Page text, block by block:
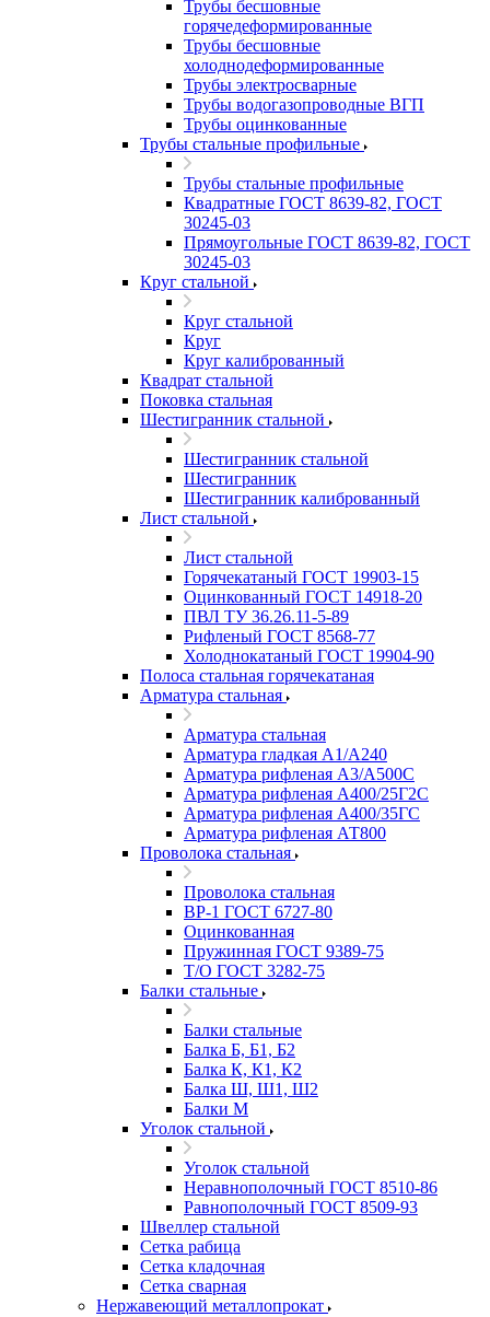
Трубы бесшовные
горячедеформированные
Трубы бесшовные
холоднодеформированные
Трубы электросварные
Трубы водогазопроводные ВГП
Трубы оцинкованные
Трубы стальные профильные
Трубы стальные профильные
Квадратные ГОСТ 8639-82, ГОСТ
30245-03
Прямоугольные ГОСТ 8639-82, ГОСТ
30245-03
Круг стальной
Круг стальной
Круг
Круг калиброванный
Квадрат стальной
Поковка стальная
Шестигранник стальной
Шестигранник стальной
Шестигранник
Шестигранник калиброванный
Лист стальной
Лист стальной
Горячекатаный ГОСТ 19903-15
Оцинкованный ГОСТ 14918-20
ПВЛ ТУ 36.26.11-5-89
Рифленый ГОСТ 8568-77
Холоднокатаный ГОСТ 19904-90
Полоса стальная горячекатаная
Арматура стальная
Арматура стальная
Арматура гладкая А1/А240
Арматура рифленая А3/А500С
Арматура рифленая А400/25Г2С
Арматура рифленая А400/35ГС
Арматура рифленая АТ800
Проволока стальная
Проволока стальная
ВР-1 ГОСТ 6727-80
Оцинкованная
Пружинная ГОСТ 9389-75
Т/О ГОСТ 3282-75
Балки стальные
Балки стальные
Балка Б, Б1, Б2
Балка К, К1, К2
Балка Ш, Ш1, Ш2
Балки М
Уголок стальной
Уголок стальной
Неравнополочный ГОСТ 8510-86
Равнополочный ГОСТ 8509-93
Швеллер стальной
Сетка рабица
Сетка кладочная
Сетка сварная
Нержавеющий металлопрокат